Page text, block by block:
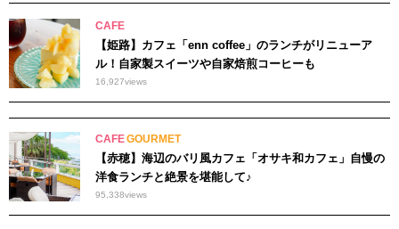
CAFE
【姫路】カフェ「enn coffee」のランチがリニューア
ル！自家製スイーツや自家焙煎コーヒーも
16,927views
CAFEGOURMET
【赤穂】海辺のバリ風カフェ「オサキ和カフェ」自慢の
洋食ランチと絶景を堪能して♪
95,338views